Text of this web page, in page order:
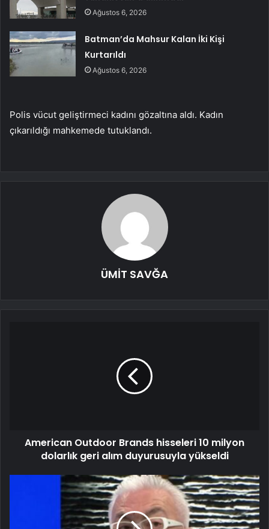
Ağustos 6, 2026
Batman’da Mahsur Kalan İki Kişi
Kurtarıldı
Ağustos 6, 2026
Polis vücut geliştirmeci kadını gözaltına aldı. Kadın
çıkarıldığı mahkemede tutuklandı.
ÜMİT SAVĞA
American Outdoor Brands hisseleri 10 milyon
dolarlık geri alım duyurusuyla yükseldi